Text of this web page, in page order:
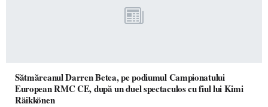
Sătmăreanul Darren Betea, pe podiumul Campionatului
European RMC CE, după un duel spectaculos cu fiul lui Kimi
Räikkönen